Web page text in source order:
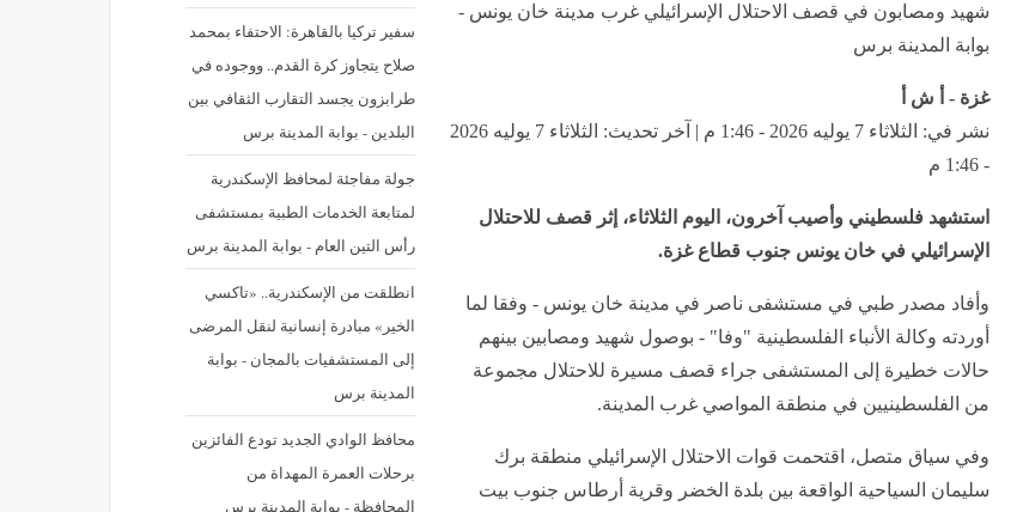
سفير تركيا بالقاهرة: الاحتفاء بمحمد
صلاح يتجاوز كرة القدم.. ووجوده في
طرابزون يجسد التقارب الثقافي بين
البلدين - بوابة المدينة برس
جولة مفاجئة لمحافظ الإسكندرية
لمتابعة الخدمات الطبية بمستشفى
رأس التين العام - بوابة المدينة برس
انطلقت من الإسكندرية.. «تاكسي
الخير» مبادرة إنسانية لنقل المرضى
إلى المستشفيات بالمجان - بوابة
المدينة برس
محافظ الوادي الجديد تودع الفائزين
برحلات العمرة المهداة من
المحافظة - بوابة المدينة برس
شهيد ومصابون في قصف الاحتلال الإسرائيلي غرب مدينة خان يونس -
بوابة المدينة برس
غزة - أ ش أ
نشر في: الثلاثاء 7 يوليه 2026 - 1:46 م | آخر تحديث: الثلاثاء 7 يوليه 2026
- 1:46 م
استشهد فلسطيني وأصيب آخرون، اليوم الثلاثاء، إثر قصف للاحتلال
الإسرائيلي في خان يونس جنوب قطاع غزة.
وأفاد مصدر طبي في مستشفى ناصر في مدينة خان يونس - وفقا لما
أوردته وكالة الأنباء الفلسطينية "وفا" - بوصول شهيد ومصابين بينهم
حالات خطيرة إلى المستشفى جراء قصف مسيرة للاحتلال مجموعة
من الفلسطينيين في منطقة المواصي غرب المدينة.
وفي سياق متصل، اقتحمت قوات الاحتلال الإسرائيلي منطقة برك
سليمان السياحية الواقعة بين بلدة الخضر وقرية أرطاس جنوب بيت